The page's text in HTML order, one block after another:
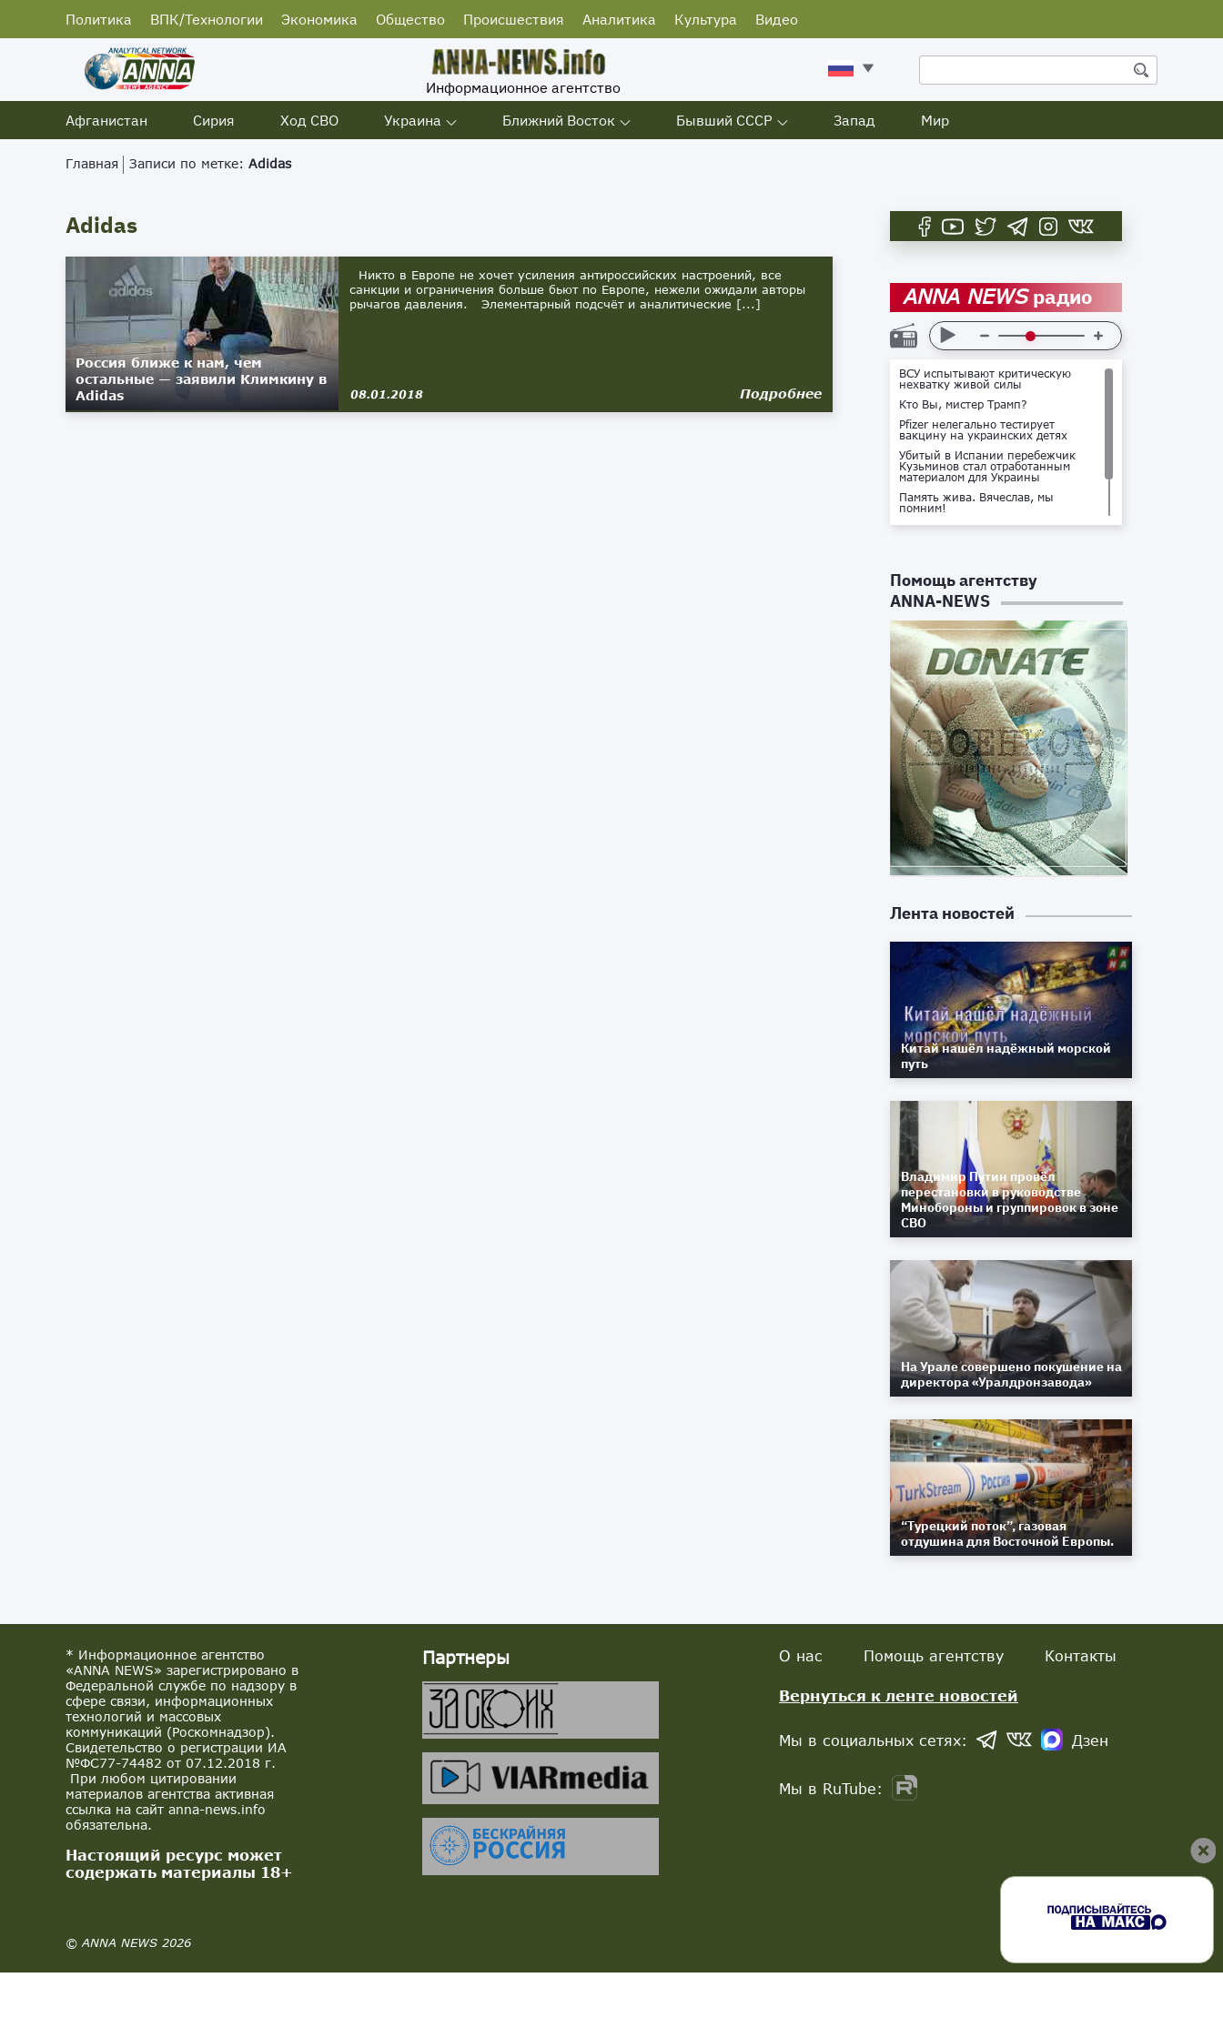
Политика ВПК/Технологии Экономика Общество Происшествия Аналитика Культура Видео
Информационное агентство
Афганистан
Сирия Ход СВО Украина Ближний Восток Бывший СССР Запад Мир
Главная Записи по метке: Adidas
Adidas
Россия ближе к нам, чем
остальные — заявили Климкину в
Adidas
Никто в Европе не хочет усиления антироссийских настроений, все
санкции и ограничения больше бьют по Европе, нежели ожидали авторы
рычагов давления. Элементарный подсчёт и аналитические [...]
08.01.2018 Подробнее
ANNA NEWSрадио
ВСУ испытывают критическую
нехватку живой силы
Кто Вы, мистер Трамп?
Pfizer нелегально тестирует
вакцину на украинских детях
Убитый в Испании перебежчик
Кузьминов стал отработанным
материалом для Украины
Память жива. Вячеслав, мы
помним!
Не доставайся ты никому!
Помощь агентству
ANNA-NEWS
Лента новостей
Китай нашёл надёжный морской
путь
Владимир Путин провёл
перестановки в руководстве
Минобороны и группировок в зоне
СВО
На Урале совершено покушение на
директора «Уралдронзавода»
“Турецкий поток”, газовая
отдушина для Восточной Европы.
* Информационное агентство
«ANNA NEWS» зарегистрировано в
Федеральной службе по надзору в
сфере связи, информационных
технологий и массовых
коммуникаций (Роскомнадзор).
Свидетельство о регистрации ИА
№ФС77-74482 от 07.12.2018 г.
При любом цитировании
материалов агентства активная
ссылка на сайт anna-news.info
обязательна.
Настоящий ресурс может
содержать материалы 18+
© ANNA NEWS 2026
Партнеры О нас Помощь агентству Контакты
Вернуться к ленте новостей
Мы в социальных сетях: Дзен
Мы в RuTube: